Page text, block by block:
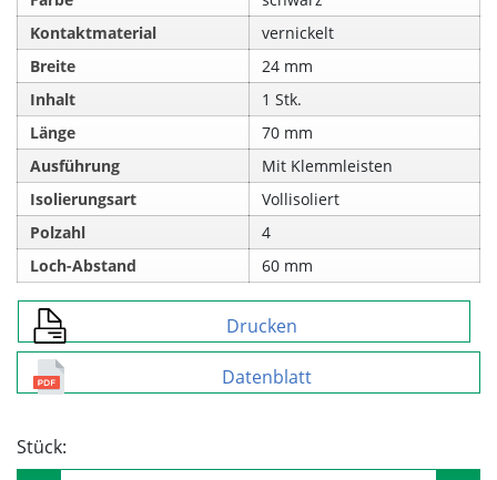
Kontaktmaterial
vernickelt
Breite
24 mm
Inhalt
1 Stk.
Länge
70 mm
Ausführung
Mit Klemmleisten
Isolierungsart
Vollisoliert
Polzahl
4
Loch-Abstand
60 mm
Drucken
Datenblatt
Stück: